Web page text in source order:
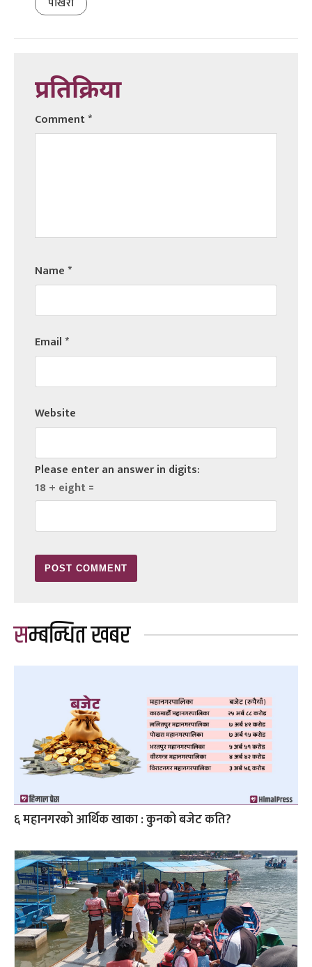
प्रतिक्रिया
Comment*
Name*
Email*
Website
Please enter an answer in digits:
18 + eight =
सम्बन्धित खबर
६ महानगरको आर्थिक खाका : कुनको बजेट कति?